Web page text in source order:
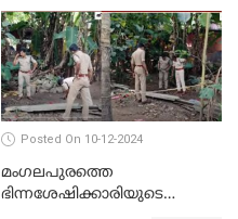
Posted On 10-12-2024
മംഗലപുരത്തെ
ഭിന്നശേഷിക്കാരിയുടെ